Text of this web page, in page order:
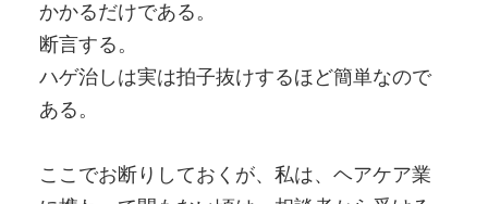
かかるだけである。
断言する。
ハゲ治しは実は拍子抜けするほど簡単なので
ある。
ここでお断りしておくが、私は、ヘアケア業